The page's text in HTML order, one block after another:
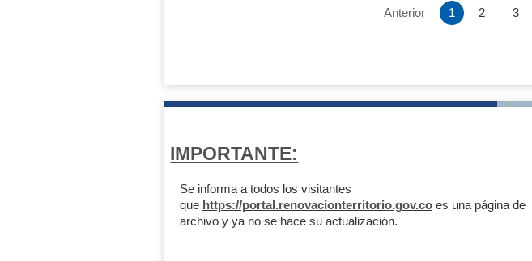
Anterior
1 2 3
IMPORTANTE:
Se informa a todos los visitantes
que https://portal.renovacionterritorio.gov.coes una página de
archivo y ya no se hace su actualización.